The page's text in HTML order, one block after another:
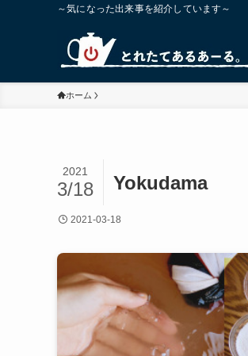
～気になった出来事を紹介しています～
ホーム
Yokudama
2021
3/18
2021-03-18